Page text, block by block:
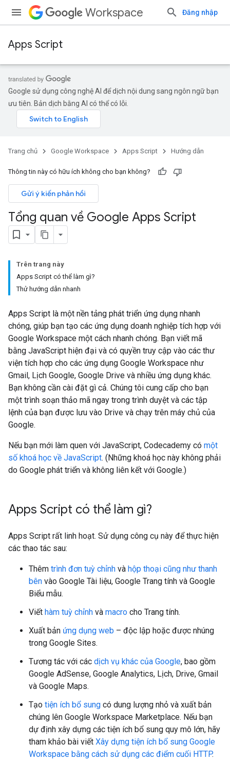
Workspace Đăng nhập
Apps Script
Google sử dụng công nghệ AI để dịch nội dung sang ngôn ngữ bạn
ưu tiên. Bản dịch bằng AI có thể có lỗi.
Trang chủ Google Workspace Apps Script Hướng dẫn
Thông tin này có hữu ích không cho bạn không?
Gửi ý kiến phản hồi
Tổng quan về Google Apps Script
Trên trang này
Apps Script có thể làm gì?
Thử hướng dẫn nhanh
Apps Script là một nền tảng phát triển ứng dụng nhanh
chóng, giúp bạn tạo các ứng dụng doanh nghiệp tích hợp với
Google Workspace một cách nhanh chóng. Bạn viết mã
bằng JavaScript hiện đại và có quyền truy cập vào các thư
viện tích hợp cho các ứng dụng Google Workspace như
Gmail, Lịch Google, Google Drive và nhiều ứng dụng khác.
Bạn không cần cài đặt gì cả. Chúng tôi cung cấp cho bạn
một trình soạn thảo mã ngay trong trình duyệt và các tập
lệnh của bạn được lưu vào Drive và chạy trên máy chủ của
Google.
Nếu bạn mới làm quen với JavaScript, Codecademy có một
số khoá học về JavaScript. (Những khoá học này không phải
do Google phát triển và không liên kết với Google.)
Apps Script có thể làm gì?
Apps Script rất linh hoạt. Sử dụng công cụ này để thực hiện
các thao tác sau:
Thêm trình đơn tuỳ chỉnh và hộp thoại cũng như thanh
bên vào Google Tài liệu, Google Trang tính và Google
Biểu mẫu.
Viết hàm tuỳ chỉnh và macro cho Trang tính.
Xuất bản ứng dụng web – độc lập hoặc được nhúng
trong Google Sites.
Tương tác với các dịch vụ khác của Google, bao gồm
Google AdSense, Google Analytics, Lịch, Drive, Gmail
và Google Maps.
Tạo tiện ích bổ sung có dung lượng nhỏ và xuất bản
chúng lên Google Workspace Marketplace. Nếu bạn
dự định xây dựng các tiện ích bổ sung quy mô lớn, hãy
tham khảo bài viết Xây dựng tiện ích bổ sung Google
Workspace bằng cách sử dụng các điểm cuối HTTP.